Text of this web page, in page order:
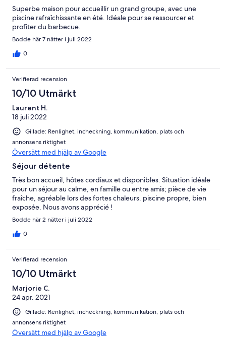
Superbe maison pour accueillir un grand groupe, avec une
piscine rafraîchissante en été. Idéale pour se ressourcer et
profiter du barbecue.
Bodde här 7 nätter i juli 2022
0
Verifierad recension
10/10 Utmärkt
Laurent H.
18 juli 2022
Gillade: Renlighet, incheckning, kommunikation, plats och
annonsens riktighet
Översätt med hjälp av Google
Séjour détente
Très bon accueil, hôtes cordiaux et disponibles. Situation idéale
pour un séjour au calme, en famille ou entre amis; pièce de vie
fraîche, agréable lors des fortes chaleurs. piscine propre, bien
exposée. Nous avons apprécié !
Bodde här 2 nätter i juli 2022
0
Verifierad recension
10/10 Utmärkt
Marjorie C.
24 apr. 2021
Gillade: Renlighet, incheckning, kommunikation, plats och
annonsens riktighet
Översätt med hjälp av Google